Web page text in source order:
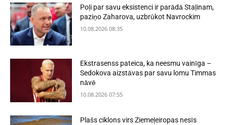
Poļi par savu eksistenci ir parādā Staļinam,
paziņo Zaharova, uzbrūkot Navrockim
10.08.2026 08:35
Ekstrasenss pateica, ka neesmu vainīga –
Sedokova aizstāvas par savu lomu Timmas
nāvē
10.08.2026 07:55
Plašs ciklons virs Ziemeļeiropas nesīs